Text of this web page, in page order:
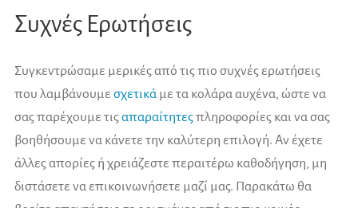
Συχνές Ερωτήσεις
Συγκεντρώσαμε μερικές από τις πιο συχνές ερωτήσεις
που λαμβάνουμε σχετικά με τα κολάρα αυχένα, ώστε να
σας παρέχουμε τιςαπαραίτητεςπληροφορίες και να σας
βοηθήσουμε να κάνετε την καλύτερη επιλογή. Αν έχετε
άλλες απορίες ή χρειάζεστε περαιτέρω καθοδήγηση, μη
διστάσετε να επικοινωνήσετε μαζί μας. Παρακάτω θα